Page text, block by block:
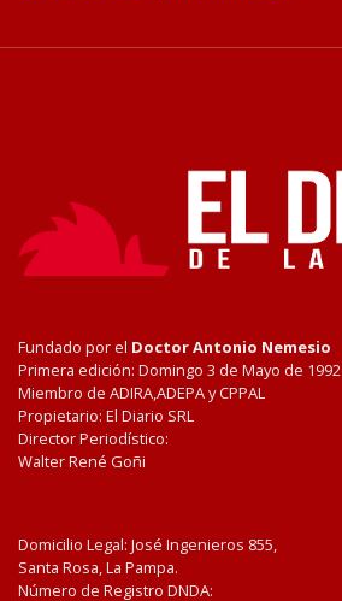
Fundado por el Doctor Antonio Nemesio
Primera edición: Domingo 3 de Mayo de 1992
Miembro de ADIRA,ADEPA y CPPAL
Propietario: El Diario SRL
Director Periodístico:
Walter René Goñi
Domicilio Legal: José Ingenieros 855,
Santa Rosa, La Pampa.
Número de Registro DNDA: